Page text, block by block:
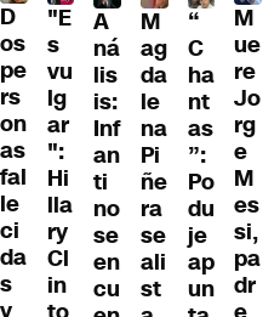
D
os
pe
rs
on
as
fal
le
ci
da
s
"E
s
vu
lg
ar
":
Hi
lla
ry
Cl
in
A
ná
lis
is:
Inf
an
ti
no
se
en
cu
M
ag
da
le
na
Pi
ñe
ra
se
ali
st
“
C
ha
nt
as
”:
Po
du
je
ap
un
M
ue
re
Jo
rg
e
M
es
si,
pa
dr